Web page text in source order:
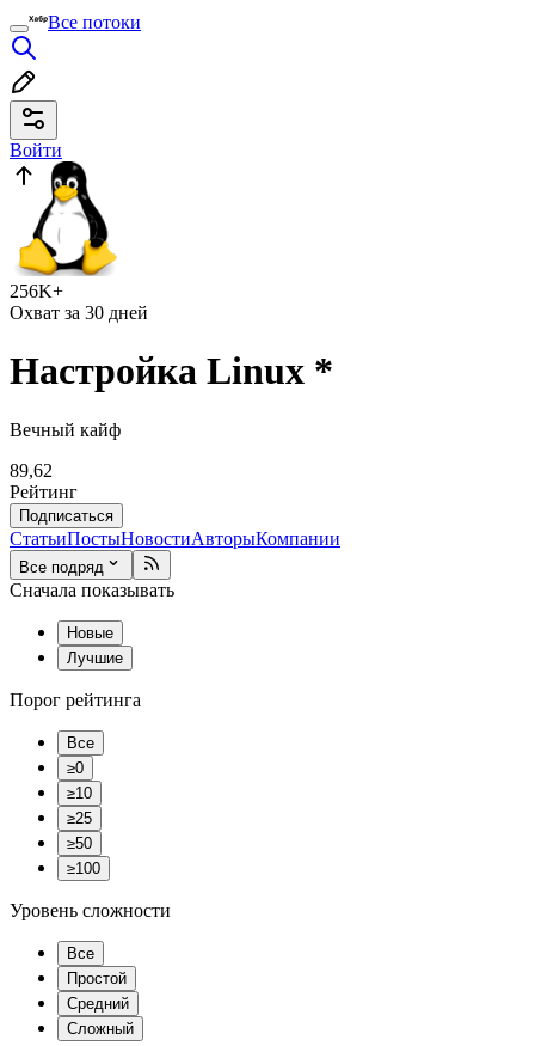
Все потоки
Войти
256K+
Охват за 30 дней
Настройка Linux *
Вечный кайф
89,62
Рейтинг
Подписаться
СтатьиПостыНовостиАвторыКомпании
Все подряд
Сначала показывать
Новые
Лучшие
Порог рейтинга
Все
≥0
≥10
≥25
≥50
≥100
Уровень сложности
Все
Простой
Средний
Сложный